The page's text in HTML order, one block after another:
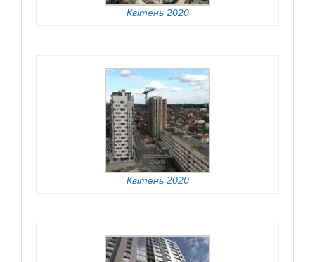
Квітень 2020
Квітень 2020